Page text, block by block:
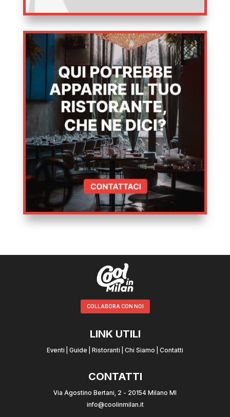
COLLABORA CON NOI
LINK UTILI
Eventi Guide Ristoranti Chi Siamo Contatti
CONTATTI
Via Agostino Bertani, 2 - 20154 Milano MI
info@coolinmilan.it